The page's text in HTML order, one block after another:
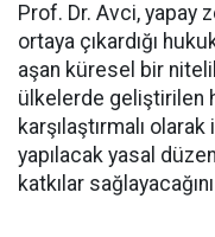
Prof. Dr. Avci, yapay
ortaya çıkardığı
aşan küresel bir
ülkelerde geliştirilen
karşılaştırmalı
yapılacak yasal
katkılar